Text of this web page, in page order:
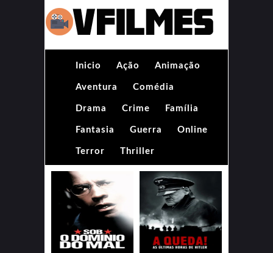
Inicio Ação Animação
Aventura Comédia
Drama Crime Família
Fantasia Guerra Online
Terror Thriller